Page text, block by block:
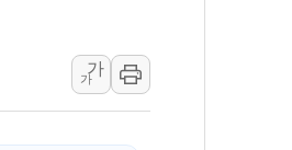
롯데웰푸드, 2분기 영업익 88.5% 증가... 해
성윤 '호남 민심은 주석야청' 파장…친명계
가
가